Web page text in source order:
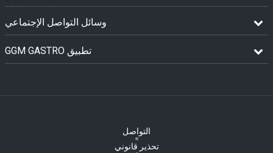
وسائل التواصل الإجتماعي
GGM GASTRO تطبيق
التواصل
تحذير قانوني